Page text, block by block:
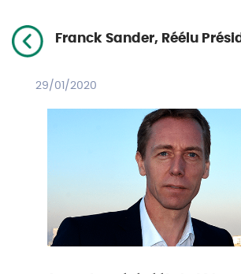
Franck Sander, Réélu
29/01/2020